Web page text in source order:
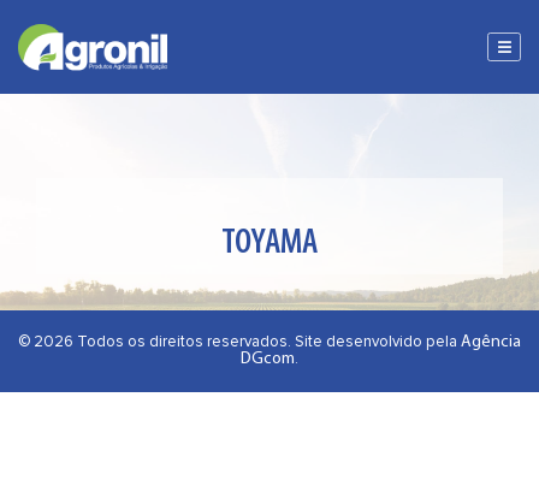
TOYAMA
© 2026 Todos os direitos reservados. Site desenvolvido pela Agência
DGcom.